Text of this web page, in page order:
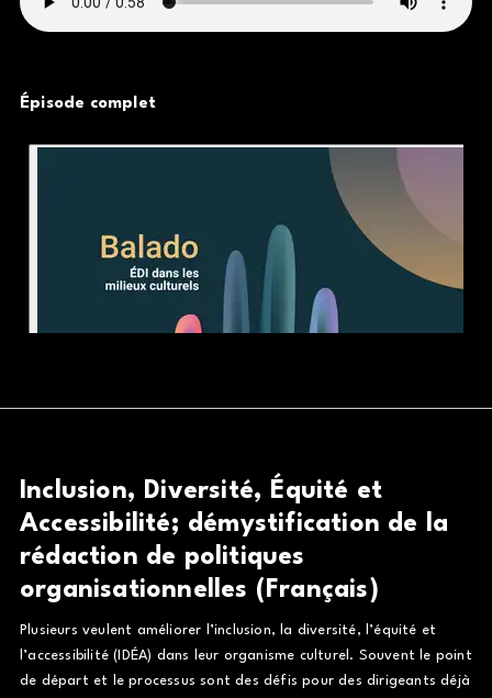
Épisode complet
Inclusion, Diversité, Équité et
Accessibilité; démystification de la
rédaction de politiques
organisationnelles (Français)
Plusieurs veulent améliorer l’inclusion, la diversité, l’équité et
l’accessibilité (IDÉA) dans leur organisme culturel. Souvent le point
de départ et le processus sont des défis pour des dirigeants déjà